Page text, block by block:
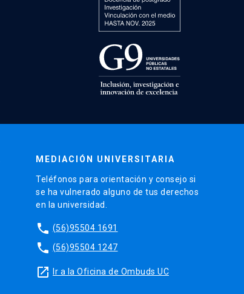
MEDIACIÓN UNIVERSITARIA
Teléfonos para orientación y consejo si
se ha vulnerado alguno de tus derechos
en la universidad.
phone (56)95504 1691
phone (56)95504 1247
launch Ir a la Oficina de Ombuds UC